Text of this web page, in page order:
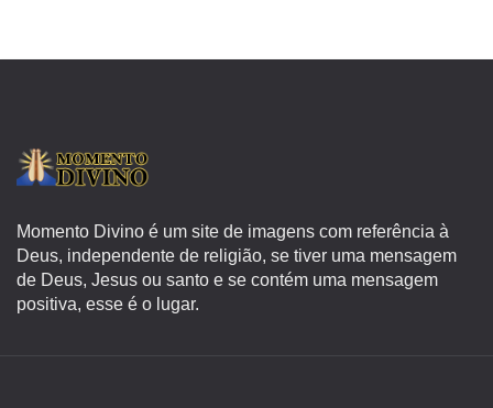
Momento Divino é um site de imagens com referência à
Deus, independente de religião, se tiver uma mensagem
de Deus, Jesus ou santo e se contém uma mensagem
positiva, esse é o lugar.